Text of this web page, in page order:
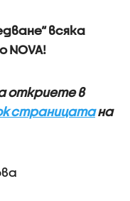
всяка
NOVA!
откриете в
страницатана